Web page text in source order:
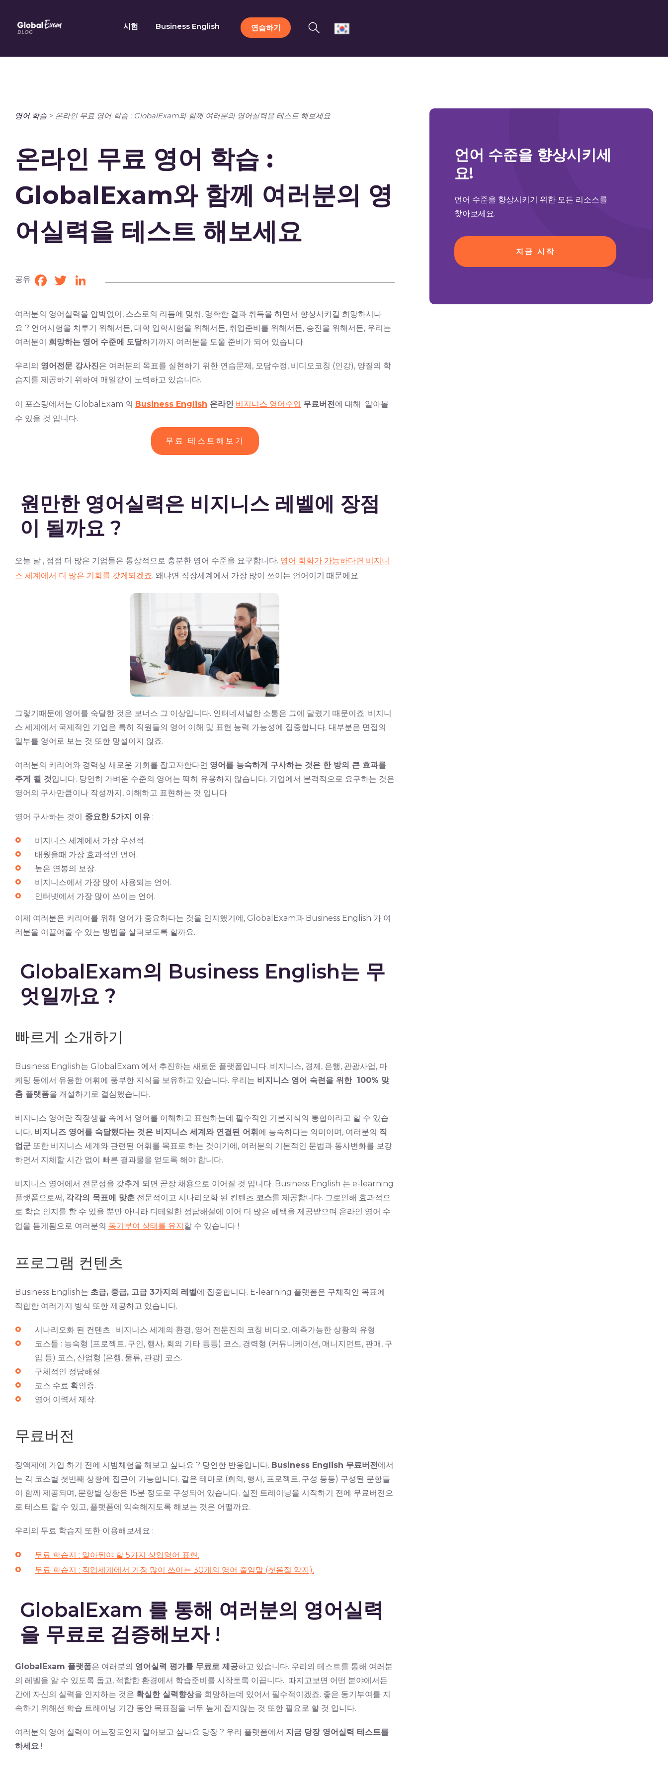
content
시험 Business English 연습하기
영어 학습 > 온라인 무료 영어 학습 : GlobalExam와 함께 여러분의 영어실력을 테스트 해보세요
온라인 무료 영어 학습 :
GlobalExam와 함께 여러분의 영
어실력을 테스트 해보세요
공유 Facebook
TwitterLinkedIn
여러분의 영어실력을 압박없이, 스스로의 리듬에 맞춰, 명확한 결과 취득을 하면서 향상시키길 희망하시나
요 ? 언어시험을 치루기 위해서든, 대학 입학시험을 위해서든, 취업준비를 위해서든, 승진을 위해서든, 우리는
여러분이 희망하는 영어 수준에 도달하기까지 여러분을 도울 준비가 되어 있습니다.
우리의 영어전문 강사진은 여러분의 목표를 실현하기 위한 연습문제, 오답수정, 비디오코칭 (인강), 양질의 학
습지를 제공하기 위하여 매일같이 노력하고 있습니다.
이 포스팅에서는 GlobalExam 의 Business English 온라인 비지니스 영어수업 무료버전에 대해 알아볼
수 있을 것 입니다.
무료 테스트해보기
원만한 영어실력은 비지니스 레벨에 장점
이 될까요 ?
오늘 날 , 점점 더 많은 기업들은 통상적으로 충분한 영어 수준을 요구합니다. 영어 회화가 가능하다면 비지니
스 세계에서 더 많은 기회를 갖게되겠죠. 왜냐면 직장세계에서 가장 많이 쓰이는 언어이기 때문에요.
그렇기때문에 영어를 숙달한 것은 보너스 그 이상입니다. 인터네셔널한 소통은 그에 달렸기 때문이죠. 비지니
스 세계에서 국제적인 기업은 특히 직원들의 영어 이해 및 표현 능력 가능성에 집중합니다. 대부분은 면접의
일부를 영어로 보는 것 또한 망설이지 않죠.
여러분의 커리어와 경력상 새로운 기회를 잡고자한다면 영어를 능숙하게 구사하는 것은 한 방의 큰 효과를
주게 될 것입니다. 당연히 가벼운 수준의 영어는 딱히 유용하지 않습니다. 기업에서 본격적으로 요구하는 것은
영어의 구사만큼이나 작성까지, 이해하고 표현하는 것 입니다.
영어 구사하는 것이 중요한 5가지 이유 :
비지니스 세계에서 가장 우선적.
배웠을때 가장 효과적인 언어.
높은 연봉의 보장.
비지니스에서 가장 많이 사용되는 언어.
인터넷에서 가장 많이 쓰이는 언어.
이제 여러분은 커리어를 위해 영어가 중요하다는 것을 인지했기에, GlobalExam과 Business English 가 여
러분을 이끌어줄 수 있는 방법을 살펴보도록 할까요.
GlobalExam의 Business English는 무
엇일까요 ?
빠르게 소개하기
Business English는 GlobalExam 에서 추진하는 새로운 플랫폼입니다. 비지니스, 경제, 은행, 관광사업, 마
케팅 등에서 유용한 어휘에 풍부한 지식을 보유하고 있습니다. 우리는 비지니스 영어 숙련을 위한 100% 맞
춤 플랫폼을 개설하기로 결심했습니다.
비지니스 영어란 직장생활 속에서 영어를 이해하고 표현하는데 필수적인 기본지식의 통합이라고 할 수 있습
니다. 비지니즈 영어를 숙달했다는 것은 비지니스 세계와 연결된 어휘에 능숙하다는 의미이며, 여러분의 직
업군 또한 비지니스 세계와 관련된 어휘를 목표로 하는 것이기에, 여러분의 기본적인 문법과 동사변화를 보강
하면서 지체할 시간 없이 빠른 결과물을 얻도록 해야 합니다.
비지니스 영어에서 전문성을 갖추게 되면 곧장 채용으로 이어질 것 입니다. Business English 는 e-learning
플랫폼으로써, 각각의 목표에 맞춘 전문적이고 시나리오화 된 컨텐츠 코스를 제공합니다. 그로인해 효과적으
로 학습 인지를 할 수 있을 뿐만 아니라 디테일한 정답해설에 이어 더 많은 혜택을 제공받으며 온라인 영어 수
업을 듣게됨으로 여러분의 동기부여 상태를 유지할 수 있습니다 !
프로그램 컨텐츠
Business English는 초급, 중급, 고급 3가지의 레벨에 집중합니다. E-learning 플랫폼은 구체적인 목표에
적합한 여러가지 방식 또한 제공하고 있습니다.
시나리오화 된 컨텐츠 : 비지니스 세계의 환경, 영어 전문진의 코칭 비디오, 예측가능한 상황의 유형.
코스들 : 능숙형 (프로젝트, 구인, 행사, 회의 기타 등등) 코스, 경력형 (커뮤니케이션, 매니지먼트, 판매, 구
입 등) 코스, 산업형 (은행, 물류, 관광) 코스.
구체적인 정답해설.
코스 수료 확인증.
영어 이력서 제작.
무료버전
정액제에 가입 하기 전에 시범체험을 해보고 싶나요 ? 당연한 반응입니다. Business English 무료버전에서
는 각 코스별 첫번째 상황에 접근이 가능합니다. 같은 테마로 (회의, 행사, 프로젝트, 구성 등등) 구성된 문항들
이 함께 제공되며, 문항별 상황은 15분 정도로 구성되어 있습니다. 실전 트레이닝을 시작하기 전에 무료버전으
로 테스트 할 수 있고, 플랫폼에 익숙해지도록 해보는 것은 어떨까요.
우리의 무료 학습지 또한 이용해보세요 :
무료 학습지 : 알아둬야 할 5가지 상업영어 표현.
무료 학습지 : 직업세계에서 가장 많이 쓰이는 30개의 영어 줄임말 (첫음절 약자).
GlobalExam 를 통해 여러분의 영어실력
을 무료로 검증해보자 !
GlobalExam 플랫폼은 여러분의 영어실력 평가를 무료로 제공하고 있습니다. 우리의 테스트를 통해 여러분
의 레벨을 알 수 있도록 돕고, 적합한 환경에서 학습준비를 시작토록 이끕니다. 따지고보면 어떤 분야에서든
간에 자신의 실력을 인지하는 것은 확실한 실력향상을 희망하는데 있어서 필수적이겠죠. 좋은 동기부여를 지
속하기 위해선 학습 트레이닝 기간 동안 목표점을 너무 높게 잡지않는 것 또한 필요로 할 것 입니다.
여러분의 영어 실력이 어느정도인지 알아보고 싶나요 당장 ? 우리 플랫폼에서 지금 당장 영어실력 테스트를
하세요 !
언어 수준을 향상시키세
요!
언어 수준을 향상시키기 위한 모든 리소스를
찾아보세요.
지금 시작